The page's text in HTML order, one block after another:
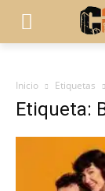
Inicio Etiquetas
Etiqueta: